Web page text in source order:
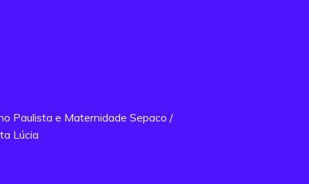
Paulista e Maternidade Sepaco /
Lúcia